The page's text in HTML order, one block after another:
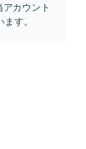
カウント
す。